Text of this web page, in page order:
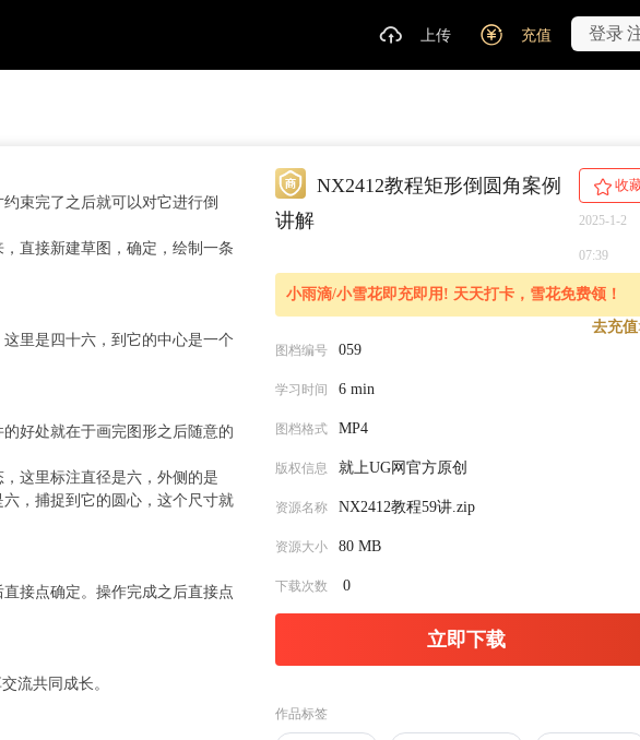
登录
上传 充值
束完了之后就可以对它进行倒
直接新建草图，确定，绘制一条
里是四十六，到它的中心是一个
好处就在于画完图形之后随意的
这里标注直径是六，外侧的是
，捕捉到它的圆心，这个尺寸就
接点确定。操作完成之后直接点
流共同成长。
NX2412教程矩形倒圆角案例
讲解
收
2025-1-2
07:39
小雨滴/小雪花即充即用! 天天打卡，雪花免费领！
去充
图档编号 059
学习时间 6 min
图档格式 MP4
版权信息 就上UG网官方原创
资源名称 NX2412教程59讲.zip
资源大小 80 MB
下载次数 0
立即下载
作品标签